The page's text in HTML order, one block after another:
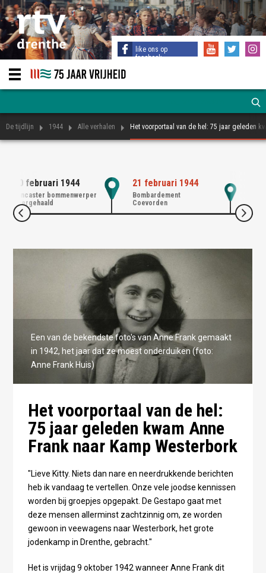
like ons op
facebook
De tijdlijn 1944 Alle verhalen Het voorportaal van de hel: 75 jaar geleden
20 februari 1944
Lancaster bommenwerper
neergehaald
21 februari 1944
Bombardement
Coevorden
Een van de bekendste foto's van Anne Frank gemaakt
in 1942, het jaar dat ze moest onderduiken (foto:
Anne Frank Huis)
Het voorportaal van de hel:
75 jaar geleden kwam Anne
Frank naar Kamp Westerbork
"Lieve Kitty. Niets dan nare en neerdrukkende berichten
heb ik vandaag te vertellen. Onze vele joodse kennissen
worden bij groepjes opgepakt. De Gestapo gaat met
deze mensen allerminst zachtzinnig om, ze worden
gewoon in veewagens naar Westerbork, het grote
jodenkamp in Drenthe, gebracht."
Het is vrijdag 9 oktober 1942 wanneer Anne Frank dit